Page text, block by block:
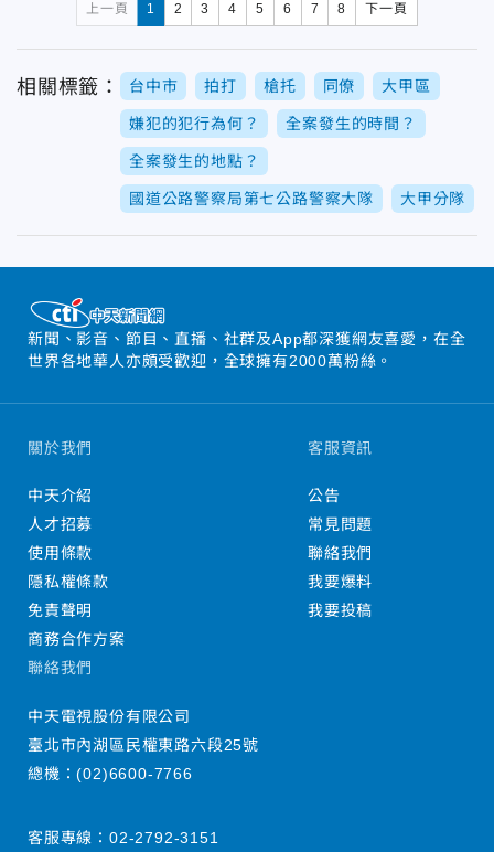
上一頁 1 2 3 4 5 6 7 8 下一頁
相關標籤： 台中市 拍打 槍托 同僚 大甲區
嫌犯的犯行為何？ 全案發生的時間？
全案發生的地點？
國道公路警察局第七公路警察大隊 大甲分隊
新聞、影音、節目、直播、社群及App都深獲網友喜愛，在全
世界各地華人亦頗受歡迎，全球擁有2000萬粉絲。
關於我們
中天介紹
人才招募
使用條款
隱私權條款
免責聲明
商務合作方案
客服資訊
公告
常見問題
聯絡我們
我要爆料
我要投稿
聯絡我們
中天電視股份有限公司
臺北市內湖區民權東路六段25號
總機：(02)6600-7766
客服專線： 02-2792-3151